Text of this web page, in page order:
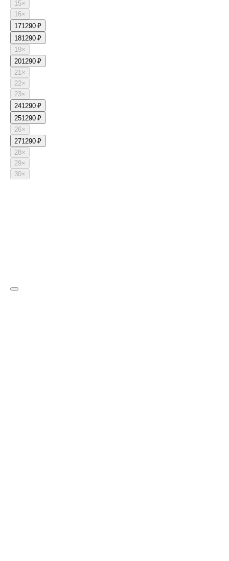
15×
16×
171290 ₽
181290 ₽
19×
201290 ₽
21×
22×
23×
241290 ₽
251290 ₽
26×
271290 ₽
28×
29×
30×